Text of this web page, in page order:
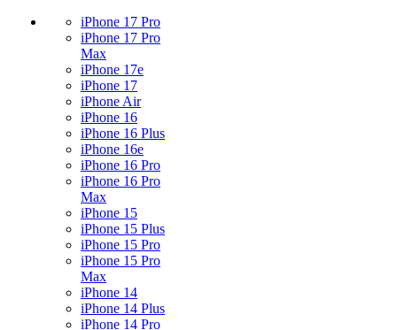
iPhone 17 Pro
iPhone 17 Pro
Max
iPhone 17e
iPhone 17
iPhone Air
iPhone 16
iPhone 16 Plus
iPhone 16e
iPhone 16 Pro
iPhone 16 Pro
Max
iPhone 15
iPhone 15 Plus
iPhone 15 Pro
iPhone 15 Pro
Max
iPhone 14
iPhone 14 Plus
iPhone 14 Pro